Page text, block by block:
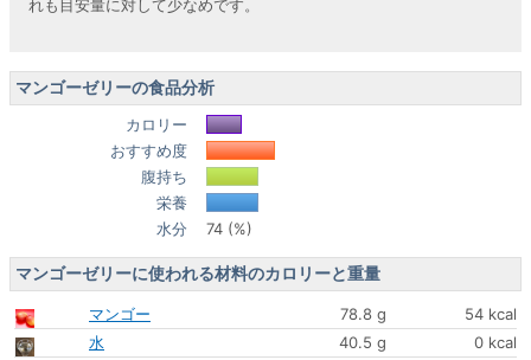
れも目安量に対して少なめです。
マンゴーゼリーの食品分析
カロリー
おすすめ度
腹持ち
栄養
水分
74 (%)
マンゴーゼリーに使われる材料のカロリーと重量
マンゴー 78.8 g
54 kcal
水
40.5 g
0 kcal